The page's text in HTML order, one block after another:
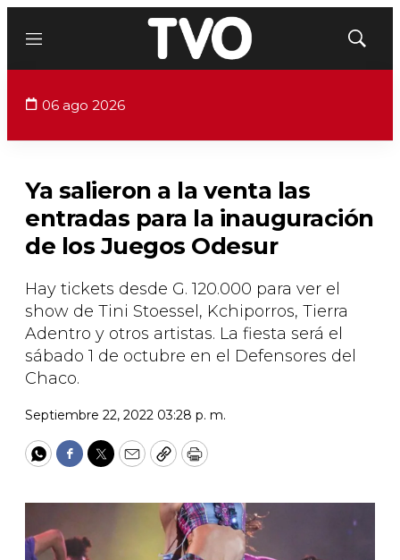
Menú
Mostrar
06 ago 2026
Ya salieron a la venta las
entradas para la inauguración
de los Juegos Odesur
Hay tickets desde G. 120.000 para ver el
show de Tini Stoessel, Kchiporros, Tierra
Adentro y otros artistas. La fiesta será el
sábado 1 de octubre en el Defensores del
Chaco.
Septiembre 22, 2022 03:28 p. m.
WhatsApp
Facebook
Twitter
EmailCopyPrint